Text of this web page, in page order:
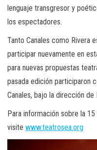
lenguaje transgresor y
los espectadores.
Tanto Canales como Rivera
participar nuevamente en
para nuevas propuestas
pasada edición participaron
Canales, bajo la dirección de
Para información sobre la
visite www.teatrosea.org